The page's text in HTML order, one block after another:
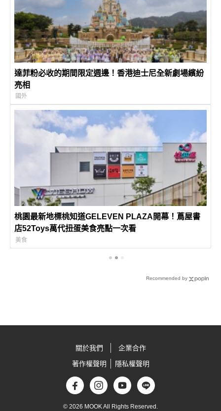
達菲粉必收的期間限定週邊！香港迪士尼全新劇場繽紛
亮相
國外
桃園最新地標桃知道GELEVEN PLAZA開幕！蔦屋書
店52Toys萬代扭蛋美食亮點一次看
美食
Recommended by
關於我們
企業合作
著作權聲明
隱私權聲明
© 2026 MOOK All Rights Reserved.